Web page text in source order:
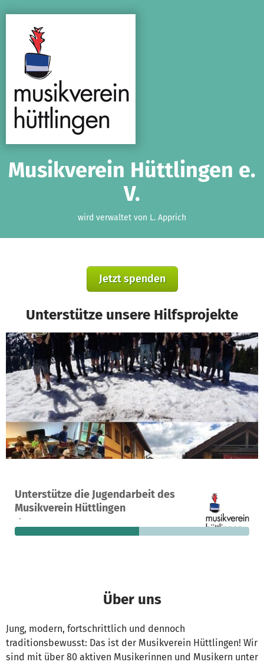
Musikverein Hüttlingen e.
V.
wird verwaltet von L. Apprich
Jetzt spenden
Unterstütze unsere Hilfsprojekte
Unterstütze die Jugendarbeit des
Musikverein Hüttlingen
Ein Projekt in Hüttlingen, Deutschland
45 53 %
finanziert
2.394 €
fehlen noch
Über uns
Jung, modern, fortschrittlich und dennoch
traditionsbewusst: Das ist der Musikverein Hüttlingen! Wir
sind mit über 80 aktiven Musikerinnen und Musikern unter